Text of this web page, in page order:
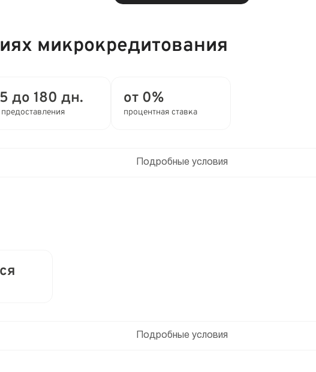
микрокредитования
до 180 дн. от 0%
процентная ставка
Подробные условия
Подробные условия